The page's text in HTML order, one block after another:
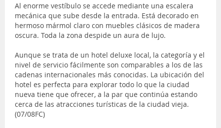
Al enorme vestíbulo se accede mediante una escalera
mecánica que sube desde la entrada. Está decorado en
hermoso mármol claro con muebles clásicos de madera
oscura. Toda la zona despide un aura de lujo.
Aunque se trata de un hotel deluxe local, la categoría y el
nivel de servicio fácilmente son comparables a los de las
cadenas internacionales más conocidas. La ubicación del
hotel es perfecta para explorar todo lo que la ciudad
nueva tiene que ofrecer, a la par que continúa estando
cerca de las atracciones turísticas de la ciudad vieja.
(07/08FC)